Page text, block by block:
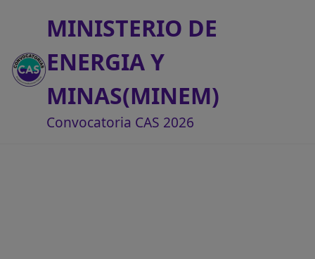
MINISTERIO DE
ENERGIA Y
MINAS(MINEM)
Convocatoria CAS 2026